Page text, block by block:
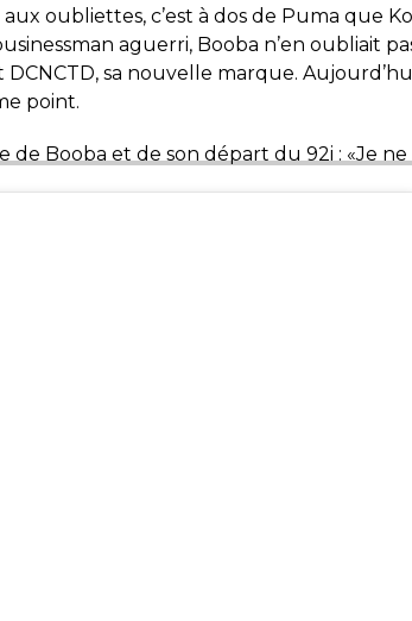
oubliettes, c’est à dos de Puma que
aguerri, Booba n’en oubliait
sa nouvelle marque.
point.
de Booba et de son départ du 92i : «Je ne